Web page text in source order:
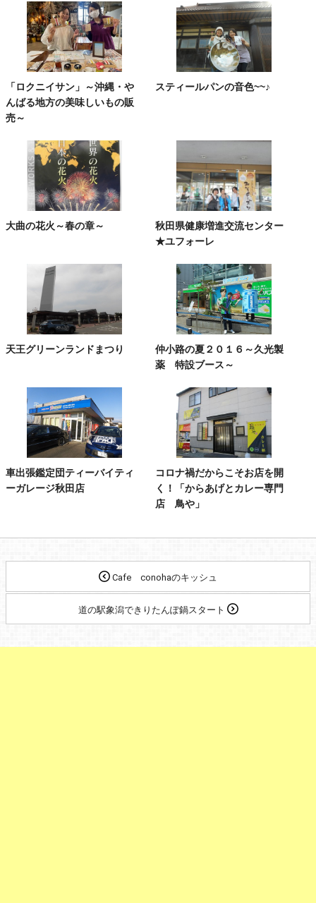
「ロクニイサン」～沖縄・や
んばる地方の美味しいもの販
売～
スティールパンの音色~~♪
大曲の花火～春の章～
秋田県健康増進交流センター
★ユフォーレ
天王グリーンランドまつり
仲小路の夏２０１６～久光製
薬 特設ブース～
車出張鑑定団ティーバイティ
ーガレージ秋田店
コロナ禍だからこそお店を開
く！「からあげとカレー専門
店 鳥や」
Cafe conohaのキッシュ
道の駅象潟できりたんぽ鍋スタート